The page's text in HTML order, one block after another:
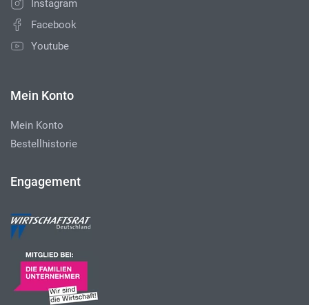
Instagram
Facebook
Youtube
Mein Konto
Mein Konto
Bestellhistorie
Engagement